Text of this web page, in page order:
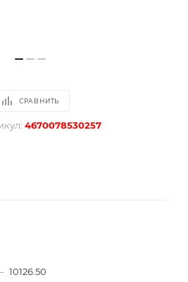
СРАВНИТЬ
4670078530257
10126.50